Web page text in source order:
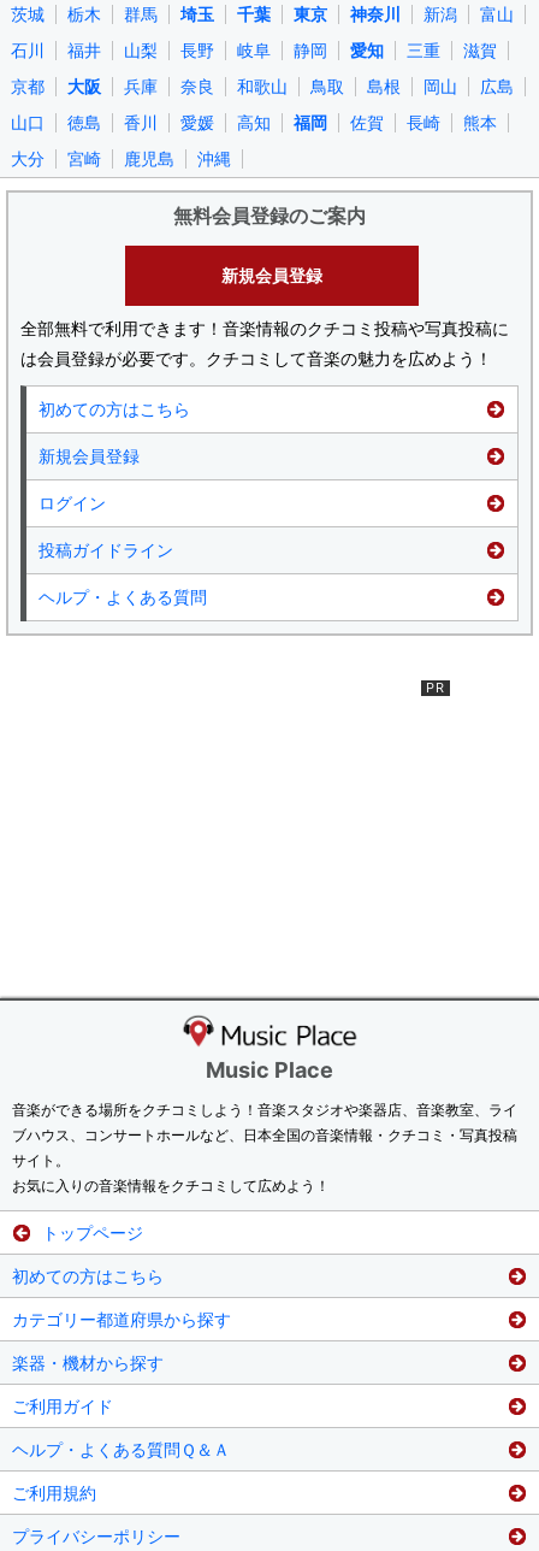
茨城
栃木 群馬 埼玉 千葉 東京 神奈川 新潟
富山
石川
福井 山梨 長野 岐阜 静岡 愛知 三重
滋賀
京都
大阪 兵庫 奈良 和歌山 鳥取 島根 岡山
広島
山口
徳島 香川 愛媛 高知 福岡 佐賀 長崎
熊本
大分
宮崎 鹿児島 沖縄
無料会員登録のご案内
新規会員登録
全部無料で利用できます！音楽情報のクチコミ投稿や写真投稿に
は会員登録が必要です。クチコミして音楽の魅力を広めよう！
初めての方はこちら
新規会員登録
ログイン
投稿ガイドライン
ヘルプ・よくある質問
Music Place
音楽ができる場所をクチコミしよう！音楽スタジオや楽器店、音楽教室、ライ
ブハウス、コンサートホールなど、日本全国の音楽情報・クチコミ・写真投稿
サイト。
お気に入りの音楽情報をクチコミして広めよう！
トップページ
初めての方はこちら
カテゴリー都道府県から探す
楽器・機材から探す
ご利用ガイド
ヘルプ・よくある質問Ｑ＆Ａ
ご利用規約
プライバシーポリシー